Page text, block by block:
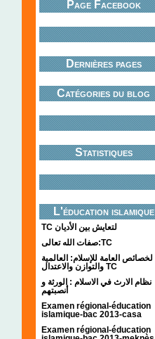
Page Facebook
Dernières pages
Catégories du blog
Statistiques
L'éducation islamique
TC لتعايش بين الأديان
صفات الله تعالى:TC
لخصائص العامة للإسلام: العالمية
والتوازن والاعتدال TC
نظام الارث في الاسلام : الورثة و
أنصبتهم
Examen régional-éducation
islamique-bac 2013-casa
Examen régional-éducation